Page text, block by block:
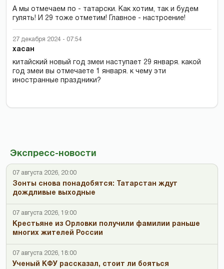
Экспресс-новости
07 августа 2026, 20:00
Зонты снова понадобятся: Татарстан ждут
дождливые выходные
07 августа 2026, 19:00
Крестьяне из Орловки получили фамилии раньше
многих жителей России
07 августа 2026, 18:00
Ученый КФУ рассказал, стоит ли бояться
А мы отмечаем по - татарски. Как хотим, так и будем
гулять! И 29 тоже отметим! Главное - настроение!
27 декабря 2024 - 07:54
хасан
китайский новый год змеи наступает 29 января. какой
год змеи вы отмечаете 1 января. к чему эти
иностранные праздники?